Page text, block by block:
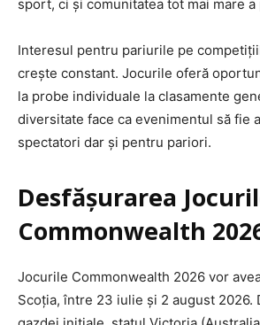
sport, ci și comunitatea tot mai mare a
Interesul pentru pariurile pe
crește constant. Jocurile oferă
la probe individuale la clasamente
diversitate face ca evenimentul să fie
spectatori dar și pentru pariori.
Desfășurarea
Commonwealth
Jocurile Commonwealth 2026 vor
Scoția, între 23 iulie și 2 august 2026.